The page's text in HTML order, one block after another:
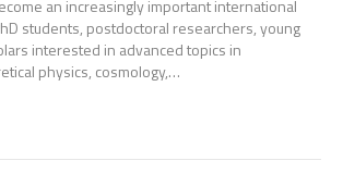
an increasingly important international
students, postdoctoral researchers, young
interested in advanced topics in
physics, cosmology,…